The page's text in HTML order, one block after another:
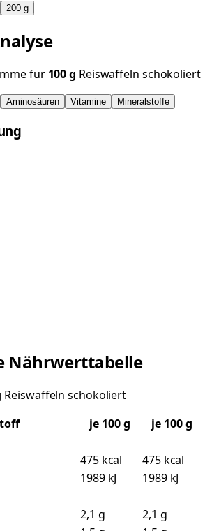
200 g
für 100g Reiswaffeln schokoliert
Aminosäuren Vitamine Mineralstoffe
Nährwerttabelle
Reiswaffeln schokoliert
je 100g
je 100 g
475 kcal
475 kcal
1989 kJ
1989 kJ
2,1 g
2,1 g